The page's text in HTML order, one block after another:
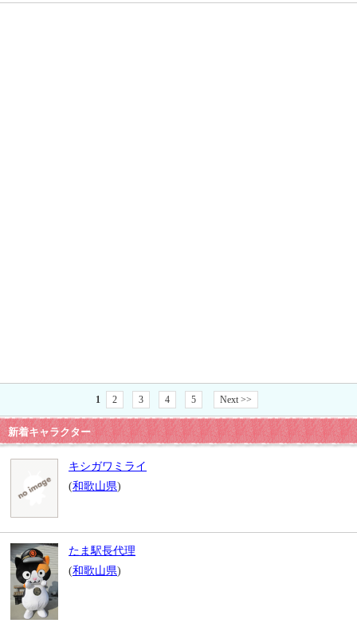
1 2 3 4 5 Next >>
新着キャラクター
キシガワミライ
(和歌山県)
たま駅長代理
(和歌山県)